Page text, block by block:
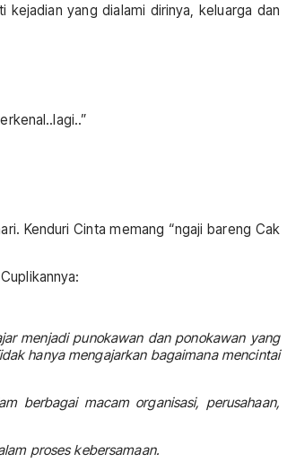
yang dialami dirinya, keluarga dan
Kenduri Cinta memang “ngaji bareng Cak
menjadi punokawan dan ponokawan yang
hanya mengajarkan bagaimana mencintai
berbagai macam organisasi, perusahaan,
proses kebersamaan.